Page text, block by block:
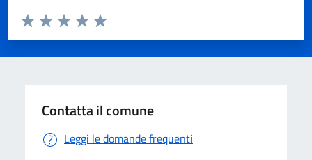
Valuta da 1 a 5 stelle la pagina
Valuta 5 stelle su 5
Valuta 4 stelle su 5
Valuta 3 stelle su 5
Valuta 2 stelle su 5
Valuta 1 stelle su 5
Contatta il comune
Leggi le domande frequenti